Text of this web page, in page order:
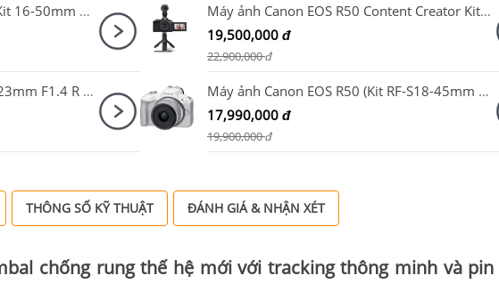
Máy ảnh Sony ZV-E10 Mark II Kit 16-50mm F3.5-5.6 OSS II Đen
Máy ảnh Canon EOS R50 Content Creator Kit RF-S 18-45mm IS STM
19,500,000 đ
22,900,000đ
Ống Kính Fujifilm (Fujinon) XF 23mm F1.4 R LM WR
Máy ảnh Canon EOS R50 (Kit RF-S18-45mm F4.5-6.3 IS STM Trắng)
17,990,000 đ
19,900,000đ
THÔNG SỐ KỸ THUẬT ĐÁNH GIÁ & NHẬN XÉT
chống rung thế hệ mới với tracking thông minh và